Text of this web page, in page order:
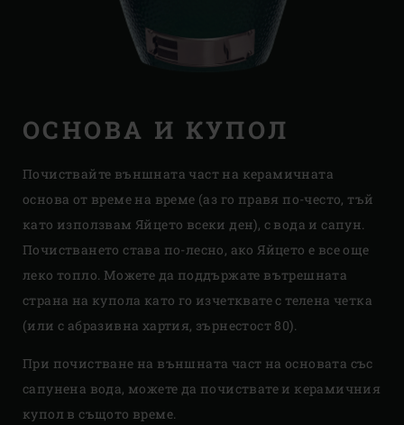
ОСНОВА И КУПОЛ
Почиствайте външната част на керамичната
основа от време на време (аз го правя по-често, тъй
като използвам Яйцето всеки ден), с вода и сапун.
Почистването става по-лесно, ако Яйцето е все още
леко топло. Можете да поддържате вътрешната
страна на купола като го изчетквате с телена четка
(или с абразивна хартия, зърнестост 80).
При почистване на външната част на основата със
сапунена вода, можете да почиствате и керамичния
купол в същото време.